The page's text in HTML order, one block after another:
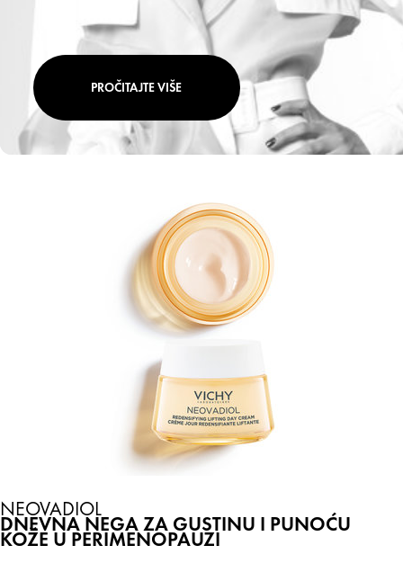
PROČITAJTE VIŠE
NEOVADIOL
DNEVNA NEGA ZA GUSTINU I PUNOĆU
KOŽE U PERIMENOPAUZI